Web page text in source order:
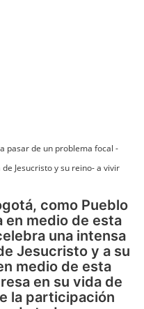
pasar de un problema focal -
Jesucristo y su reino- a vivir
como Pueblo
en medio de esta
una intensa
Jesucristo y a su
medio de esta
en su vida de
la participación